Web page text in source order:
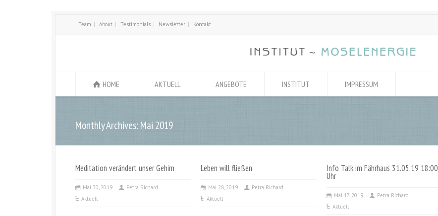
Team About Testimonials Newsletter Kontakt
HOME AKTUELL ANGEBOTE INSTITUT IMPRESSUM
Monthly Archives: Mai 2019
Meditation verändert unser Gehirn
Mai 30, 2019
Petra Richard
Aktuell
Leben will fließen
Mai 28, 2019
Petra Richard
Aktuell
Info Talk im Fährhaus 31.05.19 18:00
Uhr
Mai 17, 2019
Petra Richard
Aktuell